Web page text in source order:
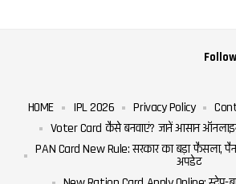
HOME IPL 2026 Privacy Policy
Voter Card कैसे बनवाएं? जानें आसान
PAN Card New Rule: सरकार का बड़ा फैसला,
अपडेट